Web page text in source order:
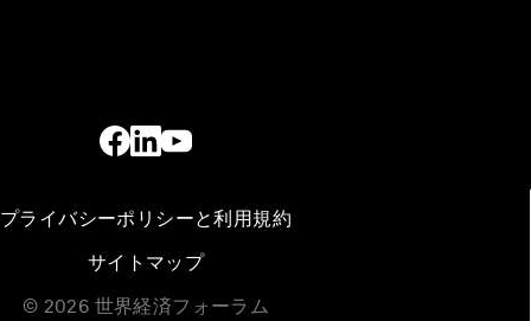
プライバシーポリシーと利用規約
サイトマップ
© 2026 世界経済フォーラム